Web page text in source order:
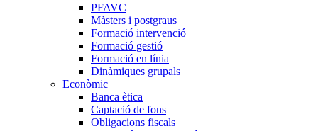
PFAVC
Màsters i postgraus
Formació intervenció
Formació gestió
Formació en línia
Dinàmiques grupals
Econòmic
Banca ètica
Captació de fons
Obligacions fiscals